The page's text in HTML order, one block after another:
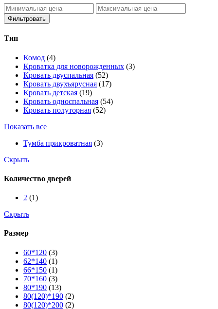
Фильтровать
Тип
Комод (4)
Кроватка для новорожденных (3)
Кровать двуспальная (52)
Кровать двухъярусная (17)
Кровать детская (19)
Кровать односпальная (54)
Кровать полуторная (52)
Показать все
Тумба прикроватная (3)
Скрыть
Количество дверей
2 (1)
Скрыть
Размер
60*120 (3)
62*140 (1)
66*150 (1)
70*160 (3)
80*190 (13)
80(120)*190 (2)
80(120)*200 (2)